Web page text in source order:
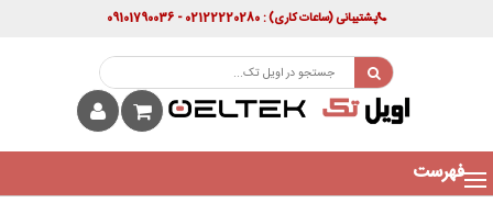
پشتیبانی(ساعات کاری): 02122220280 - 09101790036
فهرست